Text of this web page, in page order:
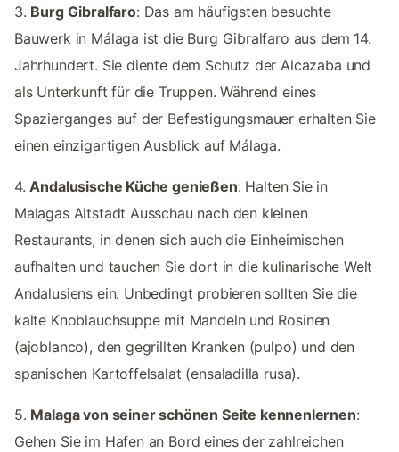
3. Burg Gibralfaro: Das am häufigsten besuchte
Bauwerk in Málaga ist die Burg Gibralfaro aus dem 14.
Jahrhundert. Sie diente dem Schutz der Alcazaba und
als Unterkunft für die Truppen. Während eines
Spazierganges auf der Befestigungsmauer erhalten Sie
einen einzigartigen Ausblick auf Málaga.
4.Andalusische Küche genießen: Halten Sie in
Malagas Altstadt Ausschau nach den kleinen
Restaurants, in denen sich auch die Einheimischen
aufhalten und tauchen Sie dort in die kulinarische Welt
Andalusiens ein. Unbedingt probieren sollten Sie die
kalte Knoblauchsuppe mit Mandeln und Rosinen
(ajoblanco), den gegrillten Kranken (pulpo) und den
spanischen Kartoffelsalat (ensaladilla rusa).
5. Malaga von seiner schönen Seite kennenlernen:
Gehen Sie im Hafen an Bord eines der zahlreichen